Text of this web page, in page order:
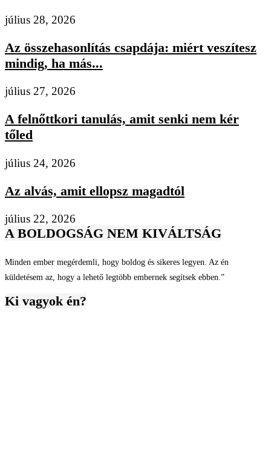
július 28, 2026
Az összehasonlítás csapdája: miért veszítesz
mindig, ha más...
július 27, 2026
A felnőttkori tanulás, amit senki nem kér
tőled
július 24, 2026
Az alvás, amit ellopsz magadtól
július 22, 2026
A BOLDOGSÁG NEM KIVÁLTSÁG
Minden ember megérdemli, hogy boldog és sikeres legyen. Az én
küldetésem az, hogy a lehető legtöbb embernek segítsek ebben.”
Ki vagyok én?